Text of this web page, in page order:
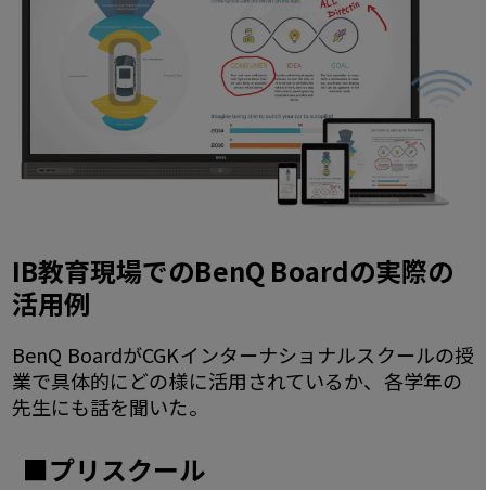
IB教育現場でのBenQ Boardの実際の
活用例
BenQ BoardがCGKインターナショナルスクールの授
業で具体的にどの様に活用されているか、各学年の
先生にも話を聞いた。
■プリスクール